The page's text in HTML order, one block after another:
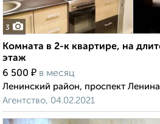
3
Комната в 2-к квартире, на
этаж
6 500 ₽ в месяц
Ленинский район, проспект
Агентство, 04.02.2021